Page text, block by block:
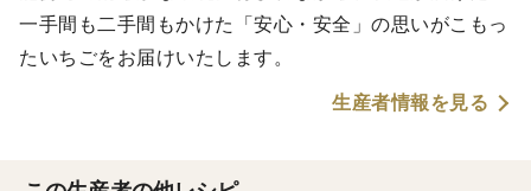
一手間も二手間もかけた「安心・安全」の思いがこもっ
たいちごをお届けいたします。
生産者情報を見る